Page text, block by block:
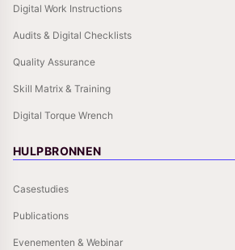
Digital Work Instructions
Audits & Digital Checklists
Quality Assurance
Skill Matrix & Training
Digital Torque Wrench
HULPBRONNEN
Casestudies
Publications
Evenementen & Webinar